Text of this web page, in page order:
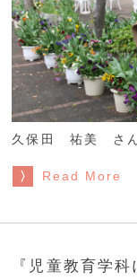
久保田 祐美 さん
Read More
『児童教育学